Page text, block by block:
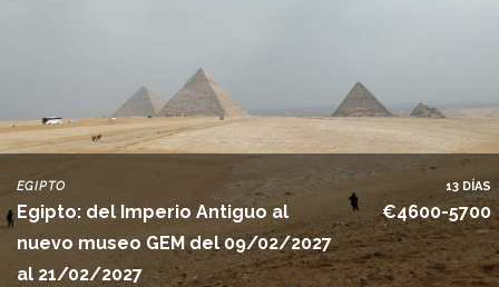
EGIPTO
Egipto: del Imperio Antiguo al
nuevo museo GEM del 09/02/2027
al 21/02/2027
13 DÍAS
€4600-5700